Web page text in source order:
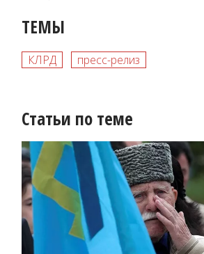
ТЕМЫ
КЛРД пресс-релиз
Статьи по теме